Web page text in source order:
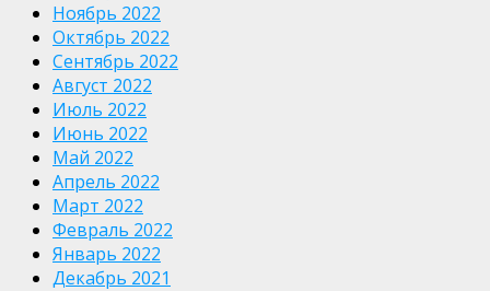
Ноябрь 2022
Октябрь 2022
Сентябрь 2022
Август 2022
Июль 2022
Июнь 2022
Май 2022
Апрель 2022
Март 2022
Февраль 2022
Январь 2022
Декабрь 2021